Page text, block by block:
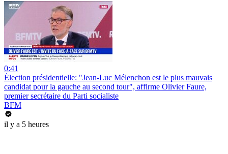
0:41
Élection présidentielle: "Jean-Luc Mélenchon est le plus mauvais
candidat pour la gauche au second tour", affirme Olivier Faure,
premier secrétaire du Parti socialiste
BFM
il y a 5 heures